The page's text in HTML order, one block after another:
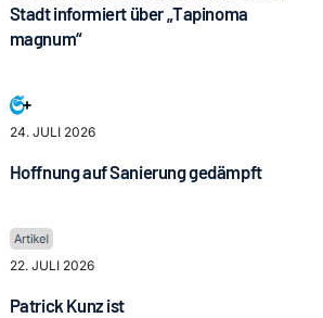
Stadt informiert über „Tapinoma
magnum“
24. JULI 2026
Hoffnung auf Sanierung gedämpft
22. JULI 2026
Patrick Kunz ist